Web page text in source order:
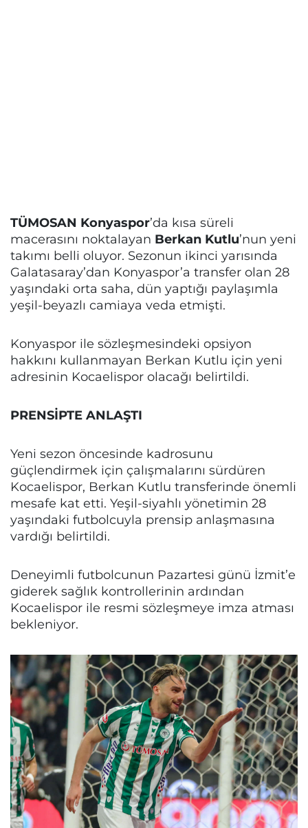
TÜMOSAN Konyaspor’da kısa süreli
macerasını noktalayan Berkan Kutlu’nun yeni
takımı belli oluyor. Sezonun ikinci yarısında
Galatasaray’dan Konyaspor’a transfer olan 28
yaşındaki orta saha, dün yaptığı paylaşımla
yeşil-beyazlı camiaya veda etmişti.
Konyaspor ile sözleşmesindeki opsiyon
hakkını kullanmayan Berkan Kutlu için yeni
adresinin Kocaelispor olacağı belirtildi.
PRENSİPTE ANLAŞTI
Yeni sezon öncesinde kadrosunu
güçlendirmek için çalışmalarını sürdüren
Kocaelispor, Berkan Kutlu transferinde önemli
mesafe kat etti. Yeşil-siyahlı yönetimin 28
yaşındaki futbolcuyla prensip anlaşmasına
vardığı belirtildi.
Deneyimli futbolcunun Pazartesi günü İzmit’e
giderek sağlık kontrollerinin ardından
Kocaelispor ile resmi sözleşmeye imza atması
bekleniyor.